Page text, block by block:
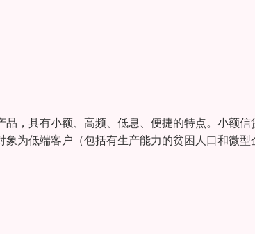
，具有小额、高频、低息、便捷的特点。小额信
为低端客户（包括有生产能力的贫困人口和微型